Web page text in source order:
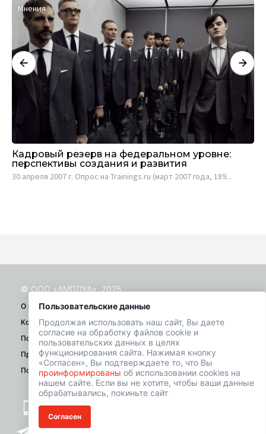
Мнения
Кадровый резерв на федеральном уровне:
перспективы создания и развития
30 апреля 2007 г. Опрос на Trainings.ru (март 2007 года, 189...
Пользовательские данные
Продолжая использовать наш сайт, Вы даете
согласие на обработку файлов cookie и
пользовательских данных в целях
функционирования сайта. Нажимая кнопку
«Согласен», Вы подтверждаете то, что Вы
проинформированы об использовании cookies на
нашем сайте. Если вы не хотите, чтобы ваши данные
обрабатывались, покиньте сайт
Согласен
© ООО «АМПЛУА», 2025
О проекте
Контакты
Помощь
Правила
Политика конфиденциальности
+7 (901) 518-01-49